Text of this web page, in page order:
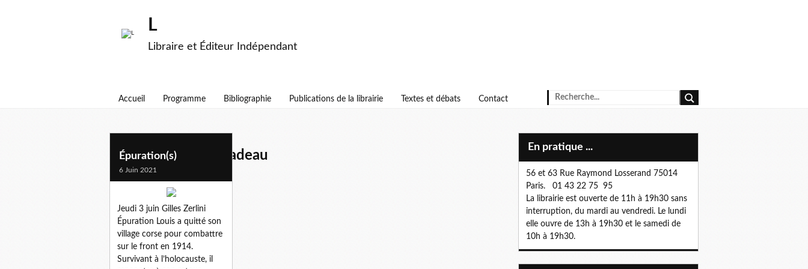
L
Libraire et Éditeur Indépendant
Accueil Programme Bibliographie Publications de la librairie Textes et débats Contact
editions maurice nadeau
Épuration(s)
6 Juin 2021
Jeudi 3 juin Gilles Zerlini
Épuration Louis a quitté son
village corse pour combattre
sur le front en 1914.
Survivant à l’holocauste, il
En pratique ...
56 et 63 Rue Raymond Losserand 75014
Paris. 01 43 22 75 95
La librairie est ouverte de 11h à 19h30 sans
interruption, du mardi au vendredi. Le lundi
elle ouvre de 13h à 19h30 et le samedi de
10h à 19h30.